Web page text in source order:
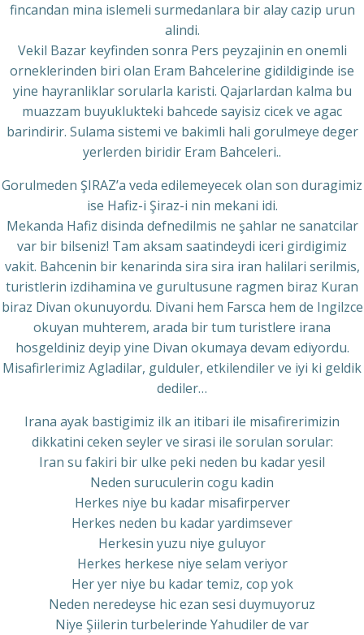
fincandan mina islemeli surmedanlara bir alay cazip urun
alindi.
Vekil Bazar keyfinden sonra Pers peyzajinin en onemli
orneklerinden biri olan Eram Bahcelerine gidildiginde ise
yine hayranliklar sorularla karisti. Qajarlardan kalma bu
muazzam buyuklukteki bahcede sayisiz cicek ve agac
barindirir. Sulama sistemi ve bakimli hali gorulmeye deger
yerlerden biridir Eram Bahceleri..
Gorulmeden ŞIRAZ’a veda edilemeyecek olan son duragimiz
ise Hafiz-i Şiraz-i nin mekani idi.
Mekanda Hafiz disinda defnedilmis ne şahlar ne sanatcilar
var bir bilseniz! Tam aksam saatindeydi iceri girdigimiz
vakit. Bahcenin bir kenarinda sira sira iran halilari serilmis,
turistlerin izdihamina ve gurultusune ragmen biraz Kuran
biraz Divan okunuyordu. Divani hem Farsca hem de Ingilzce
okuyan muhterem, arada bir tum turistlere irana
hosgeldiniz deyip yine Divan okumaya devam ediyordu.
Misafirlerimiz Agladilar, gulduler, etkilendiler ve iyi ki geldik
dediler…
Irana ayak bastigimiz ilk an itibari ile misafirerimizin
dikkatini ceken seyler ve sirasi ile sorulan sorular:
Iran su fakiri bir ulke peki neden bu kadar yesil
Neden suruculerin cogu kadin
Herkes niye bu kadar misafirperver
Herkes neden bu kadar yardimsever
Herkesin yuzu niye guluyor
Herkes herkese niye selam veriyor
Her yer niye bu kadar temiz, cop yok
Neden neredeyse hic ezan sesi duymuyoruz
Niye Şiilerin turbelerinde Yahudiler de var